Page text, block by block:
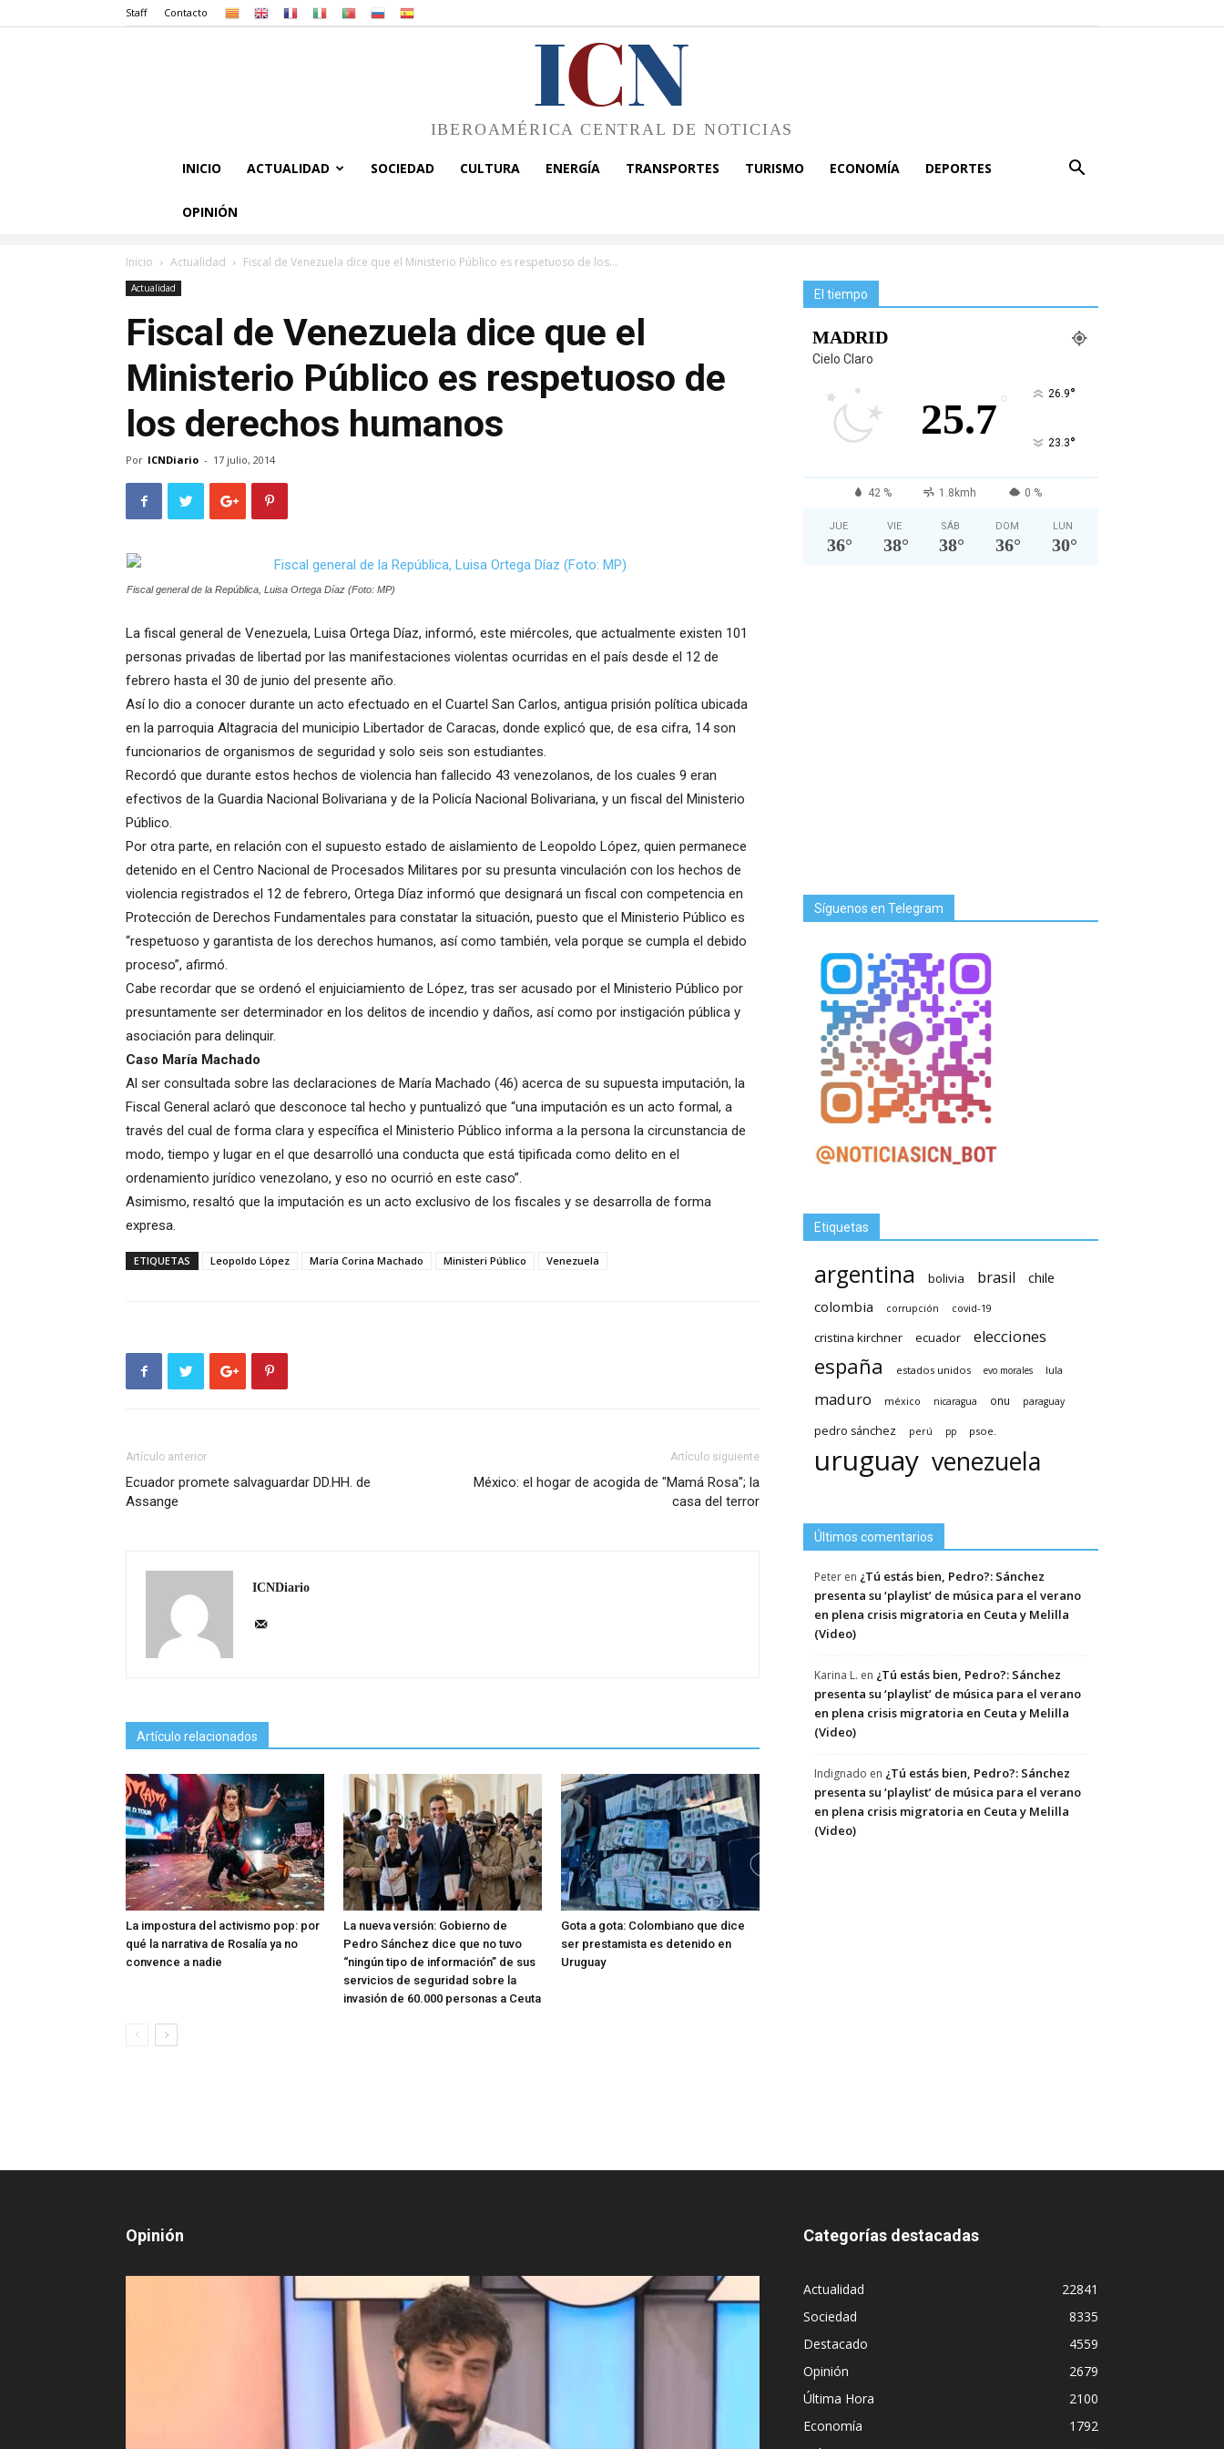
Staff Contacto
ICN
IBEROAMÉRICA CENTRAL DE NOTICIAS
INICIO ACTUALIDAD SOCIEDAD CULTURA ENERGÍA TRANSPORTES TURISMO ECONOMÍA DEPORTES
OPINIÓN
Inicio Actualidad Fiscal de Venezuela dice que el Ministerio Público es respetuoso de los...
Actualidad
Fiscal de Venezuela dice que el
Ministerio Público es respetuoso de
los derechos humanos
Por ICNDiario - 17 julio, 2014
Fiscal general de la República, Luisa Ortega Díaz (Foto: MP)
La fiscal general de Venezuela, Luisa Ortega Díaz, informó, este miércoles, que actualmente existen 101
personas privadas de libertad por las manifestaciones violentas ocurridas en el país desde el 12 de
febrero hasta el 30 de junio del presente año.
Así lo dio a conocer durante un acto efectuado en el Cuartel San Carlos, antigua prisión política ubicada
en la parroquia Altagracia del municipio Libertador de Caracas, donde explicó que, de esa cifra, 14 son
funcionarios de organismos de seguridad y solo seis son estudiantes.
Recordó que durante estos hechos de violencia han fallecido 43 venezolanos, de los cuales 9 eran
efectivos de la Guardia Nacional Bolivariana y de la Policía Nacional Bolivariana, y un fiscal del Ministerio
Público.
Por otra parte, en relación con el supuesto estado de aislamiento de Leopoldo López, quien permanece
detenido en el Centro Nacional de Procesados Militares por su presunta vinculación con los hechos de
violencia registrados el 12 de febrero, Ortega Díaz informó que designará un fiscal con competencia en
Protección de Derechos Fundamentales para constatar la situación, puesto que el Ministerio Público es
“respetuoso y garantista de los derechos humanos, así como también, vela porque se cumpla el debido
proceso”, afirmó.
Cabe recordar que se ordenó el enjuiciamiento de López, tras ser acusado por el Ministerio Público por
presuntamente ser determinador en los delitos de incendio y daños, así como por instigación pública y
asociación para delinquir.
Caso María Machado
Al ser consultada sobre las declaraciones de María Machado (46) acerca de su supuesta imputación, la
Fiscal General aclaró que desconoce tal hecho y puntualizó que “una imputación es un acto formal, a
través del cual de forma clara y específica el Ministerio Público informa a la persona la circunstancia de
modo, tiempo y lugar en el que desarrolló una conducta que está tipificada como delito en el
ordenamiento jurídico venezolano, y eso no ocurrió en este caso”.
Asimismo, resaltó que la imputación es un acto exclusivo de los fiscales y se desarrolla de forma
expresa.
ETIQUETAS Leopoldo López María Corina Machado Ministeri Público Venezuela
Artículo anterior
Ecuador promete salvaguardar DD.HH. de
Assange
Artículo siguiente
México: el hogar de acogida de "Mamá Rosa"; la
casa del terror
ICNDiario
Artículo relacionados
La impostura del activismo pop: por
qué la narrativa de Rosalía ya no
convence a nadie
La nueva versión: Gobierno de
Pedro Sánchez dice que no tuvo
“ningún tipo de información” de sus
servicios de seguridad sobre la
invasión de 60.000 personas a Ceuta
Gota a gota: Colombiano que dice
ser prestamista es detenido en
Uruguay
El tiempo
MADRID
Cielo Claro
25.7 ° 26.9°
23.3°
42 % 1.8kmh 0 %
JUE
36°
VIE
38°
SÁB
38°
DOM
36°
LUN
30°
Síguenos en Telegram
Etiquetas
argentina bolivia brasil
chile
colombia
corrupción covid-19
cristina kirchner ecuador elecciones
españa estados unidos evo morales lula
maduro méxico nicaragua onu paraguay
pedro sánchez perú pp psoe.
uruguay venezuela
Últimos comentarios
Peter en ¿Tú estás bien, Pedro?: Sánchez
presenta su ‘playlist’ de música para el verano
en plena crisis migratoria en Ceuta y Melilla
(Video)
Karina L. en ¿Tú estás bien, Pedro?: Sánchez
presenta su ‘playlist’ de música para el verano
en plena crisis migratoria en Ceuta y Melilla
(Video)
Indignado en ¿Tú estás bien, Pedro?: Sánchez
presenta su ‘playlist’ de música para el verano
en plena crisis migratoria en Ceuta y Melilla
(Video)
Opinión Categorías destacadas
Actualidad
22841
Sociedad
8335
Destacado
4559
Opinión
2679
Última Hora
2100
Economía
1792